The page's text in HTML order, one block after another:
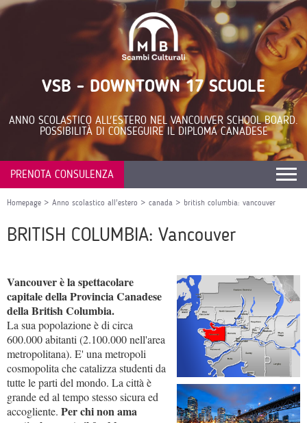
VSB - DOWNTOWN 17 SCUOLE
ANNO SCOLASTICO ALL'ESTERO NEL VANCOUVER SCHOOL BOARD.
POSSIBILITÀ DI CONSEGUIRE IL DIPLOMA CANADESE
PRENOTA CONSULENZA
Homepage > Anno scolastico all'estero > canada > british columbia: vancouver
BRITISH COLUMBIA: Vancouver
Vancouver è la spettacolare
capitale della Provincia Canadese
della British Columbia.
La sua popolazione è di circa
600.000 abitanti (2.100.000 nell'area
metropolitana). E' una metropoli
cosmopolita che catalizza studenti da
tutte le parti del mondo. La città è
grande ed al tempo stesso sicura ed
accogliente. Per chi non ama